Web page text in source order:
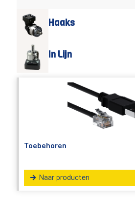
Haaks
In Lijn
Toebehoren
Naar producten